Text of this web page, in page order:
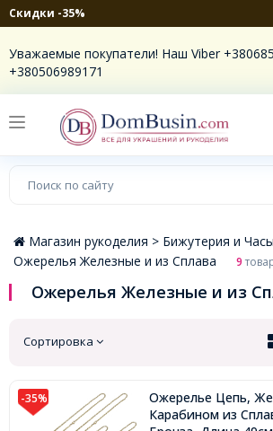
Скидки -35%
Уважаемые покупатели! Наш Viber
+380506989171
Магазин рукоделия > Бижутерия и
Ожерелья Железные и из Сплава
9
Ожерелья Железные и из
Сортировка
-35%
Ожерелье Цепь,
Карабином из